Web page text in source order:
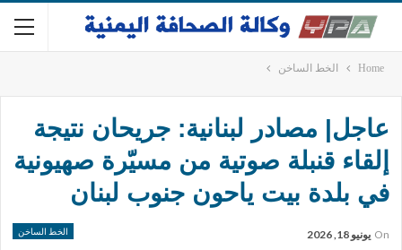
Home الخط الساخن
عاجل| مصادر لبنانية: جريحان نتيجة
إلقاء قنبلة صوتية من مسيّرة صهيونية
في بلدة بيت ياحون جنوب لبنان
الخط الساخن On يونيو 18, 2026